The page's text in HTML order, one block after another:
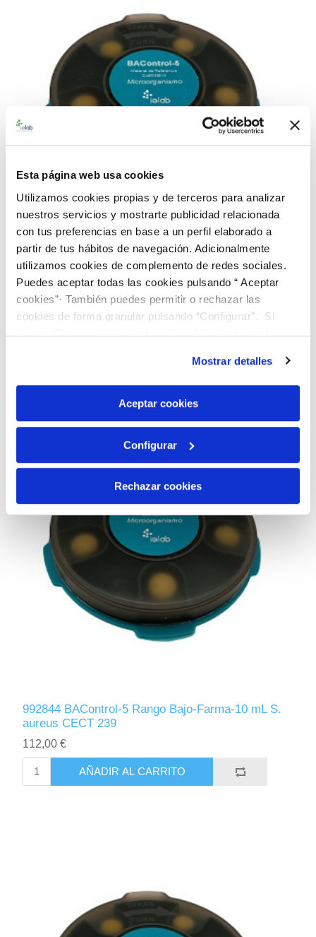
Esta página web usa cookies
Utilizamos cookies propias y de terceros para analizar
nuestros servicios y mostrarte publicidad relacionada
con tus preferencias en base a un perfil elaborado a
partir de tus hábitos de navegación. Adicionalmente
utilizamos cookies de complemento de redes sociales.
Puedes aceptar todas las cookies pulsando “ Aceptar
cookies”· También puedes permitir o rechazar las
cookies de forma granular pulsando “Configurar”. Si
pulsas “Rechazar cookies”, equivaldrá a rechazar la
son indispensables para que el sitio web funcione y que
por tanto no se pueden desactivar. Puedes consultar
más información en nuestraPolítica de Cookies
Mostrar detalles
Aceptar cookies
Configurar
Rechazar cookies
992850 BAControl-5 Rango Bajo-Farma-10 mL B.
subtilis CECT 356
112,00 €
992844 BAControl-5 Rango Bajo-Farma-10 mL S.
aureus CECT 239
112,00 €
AÑADIR AL CARRITO